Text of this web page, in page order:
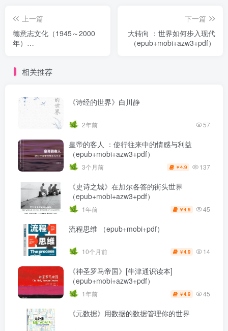
上一篇
德意志文化（1945～2000
年）
下一篇
大转向 ：世界如何步入现代
（epub+mobi+azw3+pdf）
相关推荐
《诗经的世界》白川静
2年前 57
皇帝的客人 ：使行往来中的情感与利益
（epub+mobi+azw3+pdf）
3个月前 ￥4.9 137
《史诗之城》在加尔各答的街头世界
（epub+mobi+azw3+pdf）
1年前 ￥4.9 45
流程思维 （epub+mobi+pdf）
10个月前 ￥4.9 14
《神圣罗马帝国》[牛津通识读本]
（epub+mobi+azw3+pdf）
1年前 ￥4.9 45
《元数据》用数据的数据管理你的世界